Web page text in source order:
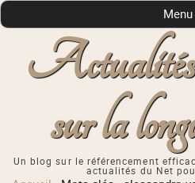
sur la
Un blog sur le référencement
actualités du Net
Menu